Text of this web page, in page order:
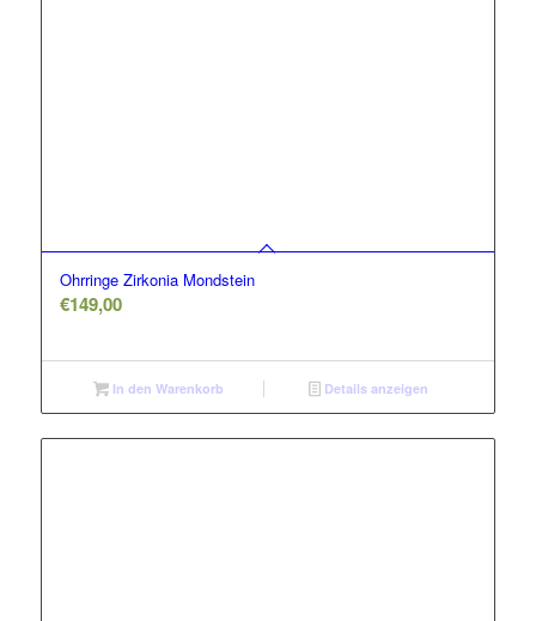
Ohrringe Zirkonia Mondstein
€149,00
In den Warenkorb Details anzeigen